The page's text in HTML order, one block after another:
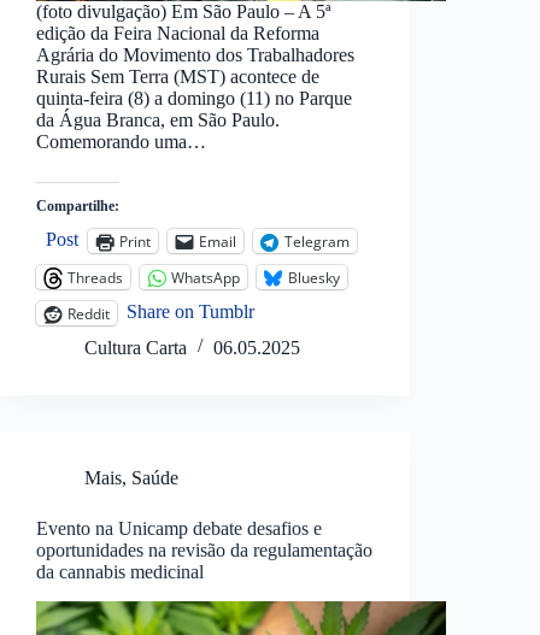
(foto divulgação) Em São Paulo – A 5ª
edição da Feira Nacional da Reforma
Agrária do Movimento dos Trabalhadores
Rurais Sem Terra (MST) acontece de
quinta-feira (8) a domingo (11) no Parque
da Água Branca, em São Paulo.
Comemorando uma…
Compartilhe:
Post Print Email
Telegram
Threads
WhatsApp
Bluesky
Reddit
Share on Tumblr
Cultura Carta
06.05.2025
Mais, Saúde
Evento na Unicamp debate desafios e
oportunidades na revisão da regulamentação
da cannabis medicinal